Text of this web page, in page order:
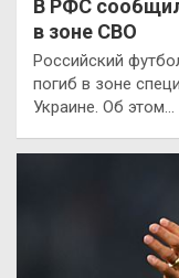
В РФС
в зоне СВО
Российский
погиб в зоне
Украине. Об этом…